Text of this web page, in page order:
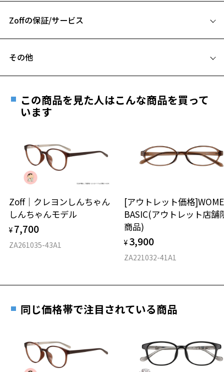
B ブリッジ(鼻部分)の横幅：20mm
お持ちのZoffメガネサイズを確認するには？
仕上がり寸法
D 仕上がりの横幅：約137mm
10.8g
※着脱式サングラス：デモレンズ、アタッチメント込みの重さ
タイプ
フレームとレンズの合計料金を知りたい方へ
Zoffの保証/サービス
安心1 フレーム１年間品質保証
きます。
※保証期間内に交換が行われた場合、保証期間は初期の期間から
延長されません。
安心2 視力測定無料
視力の変化を早めに発見するために、定期的な視
力測定をおすすめいたします。
安心3 かかり具合調整無料
す。
その他
ご希望のお客さまは、「レンズ交換券」をお選びのうえ、
最寄りのZoff実店舗にてレンズをお買い求めください。
※サングラスやパッケージ品では「レンズ交換券」はお選び
談ください。
＜メガネの度数情報がわからない方へ＞
オンラインストアでフレームのみ購入して、
実店舗で度付きにできます
ご購入時に「レンズ交換券」をお選びいただくと、実店舗で
度数を測定のうえ、度付きレンズ（標準セットレンズ）へ無
お近くのZoff実店舗にて度数を測定いただけます（無料）。
その際は記入用紙をダウンロードしてお使いください。
この商品を見た人はこんな商品を買って
います
Zoff｜クレヨンしんちゃん
しんちゃんモデル
¥ 7,700
ZA261035-43A1
[アウトレット価格
BASIC(アウトレット店舗
商品)
¥ 3,900
ZA221032-41A1
同じ価格帯で注目されている商品